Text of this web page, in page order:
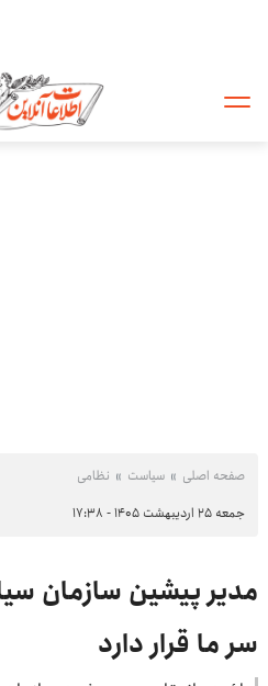
صفحه اصلی سیاست نظامی
جمعه ۲۵ اردیبهشت ۱۴۰۵ - ۱۷:۳۸
مدیر پیشین سازمان
سر ما قرار دارد